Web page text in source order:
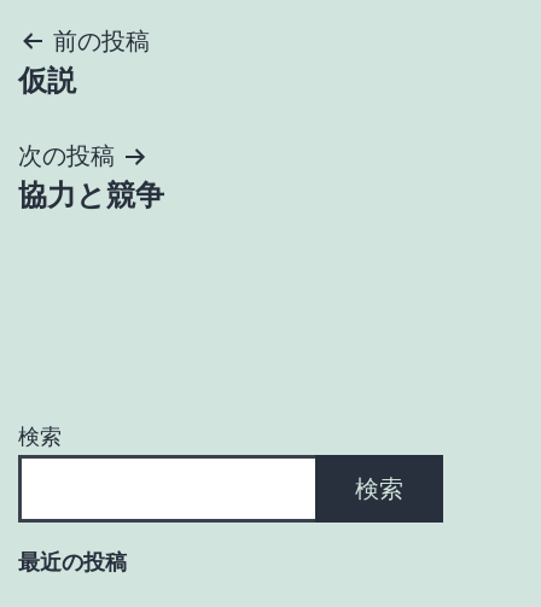
投
稿
ナ
ビ
ョ
前の投稿
仮説
次の投稿
協力と競争
検索
検索
最近の投稿